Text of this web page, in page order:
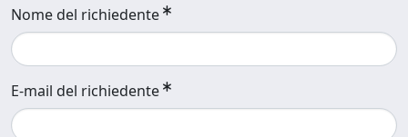
Nome del richiedente
E-mail del richiedente